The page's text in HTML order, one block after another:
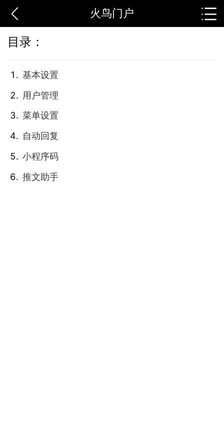
火鸟门户
目录：
基本设置
用户管理
菜单设置
自动回复
小程序码
推文助手